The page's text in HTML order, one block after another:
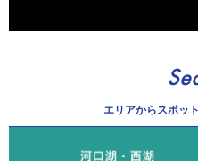
エリアからスポッ